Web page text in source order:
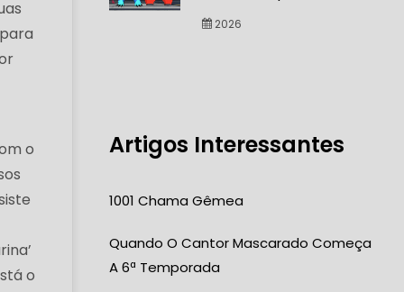
o
o
2026
Artigos Interessantes
1001 Chama Gêmea
Quando O Cantor Mascarado Começa
A 6ª Temporada